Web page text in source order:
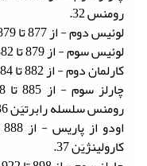
رومنس 32.
لوئیس دوم - از 877 تا 879 - فرانک 33.
لوئیس سوم - از 879 تا 882 - فرانک 34.
کارلمان دوم - از 882 تا 884 - فرانک 35.
رومنس سلسله رابرتیَن 36.
کارولینژیَن 37.